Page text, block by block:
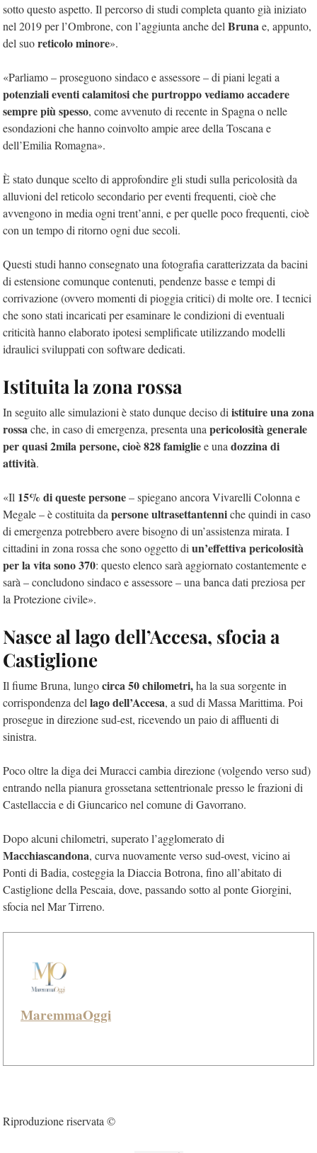
sotto questo aspetto. Il percorso di studi completa quanto già iniziato
nel 2019 per l’Ombrone, con l’aggiunta anche del Brunae, appunto,
del suoreticolo minore».
«Parliamo – proseguono sindaco e assessore – di piani legati a
potenziali eventi calamitosi che purtroppo vediamo accadere
sempre più spesso, come avvenuto di recente in Spagna o nelle
esondazioni che hanno coinvolto ampie aree della Toscana e
dell’Emilia Romagna».
È stato dunque scelto di approfondire gli studi sulla pericolosità da
alluvioni del reticolo secondario per eventi frequenti, cioè che
avvengono in media ogni trent’anni, e per quelle poco frequenti, cioè
con un tempo di ritorno ogni due secoli.
Questi studi hanno consegnato una fotografia caratterizzata da bacini
di estensione comunque contenuti, pendenze basse e tempi di
corrivazione (ovvero momenti di pioggia critici) di molte ore. I tecnici
che sono stati incaricati per esaminare le condizioni di eventuali
criticità hanno elaborato ipotesi semplificate utilizzando modelli
idraulici sviluppati con software dedicati.
Istituita la zona rossa
In seguito alle simulazioni è stato dunque deciso di istituire una zona
rossache, in caso di emergenza, presenta una pericolosità generale
per quasi 2mila persone, cioè 828 famigliee una dozzina di
attività.
«Il 15% di queste persone– spiegano ancora Vivarelli Colonna e
Megale – è costituita da persone ultrasettantenniche quindi in caso
di emergenza potrebbero avere bisogno di un’assistenza mirata. I
cittadini in zona rossa che sono oggetto di un’effettiva pericolosità
per la vita sono 370: questo elenco sarà aggiornato costantemente e
sarà – concludono sindaco e assessore – una banca dati preziosa per
la Protezione civile».
Nasce al lago dell’Accesa, sfocia a
Castiglione
Il fiume Bruna, lungocirca 50 chilometri,ha la sua sorgente in
corrispondenza del lago dell’Accesa, a sud di Massa Marittima. Poi
prosegue in direzione sud-est, ricevendo un paio di affluenti di
sinistra.
Poco oltre la diga dei Muracci cambia direzione (volgendo verso sud)
entrando nella pianura grossetana settentrionale presso le frazioni di
Castellaccia e di Giuncarico nel comune di Gavorrano.
Dopo alcuni chilometri, superato l’agglomerato di
Macchiascandona, curva nuovamente verso sud-ovest, vicino ai
Ponti di Badia, costeggia la Diaccia Botrona, fino all’abitato di
Castiglione della Pescaia, dove, passando sotto al ponte Giorgini,
sfocia nel Mar Tirreno.
MaremmaOggi
Riproduzione riservata ©